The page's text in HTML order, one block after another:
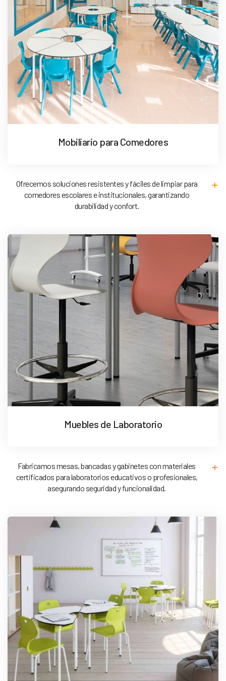
Mobiliario para Comedores
Ofrecemos soluciones resistentes y fáciles de limpiar para
comedores escolares e institucionales, garantizando
durabilidad y confort.
Muebles de Laboratorio
Fabricamos mesas, bancadas y gabinetes con materiales
certificados para laboratorios educativos o profesionales,
asegurando seguridad y funcionalidad.